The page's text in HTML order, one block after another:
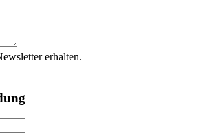
erhalten.